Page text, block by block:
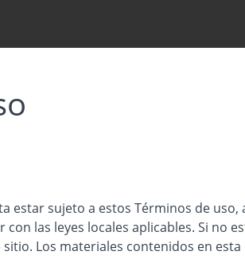
estar sujeto a estos Términos de
las leyes locales aplicables. Si no
Los materiales contenidos en